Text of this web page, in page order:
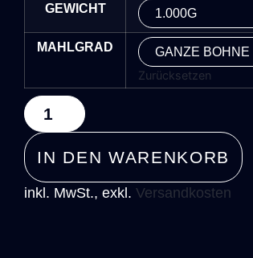
GEWICHT
MAHLGRAD
Zurücksetzen
IN DEN WARENKORB
inkl. MwSt., exkl. Versandkosten